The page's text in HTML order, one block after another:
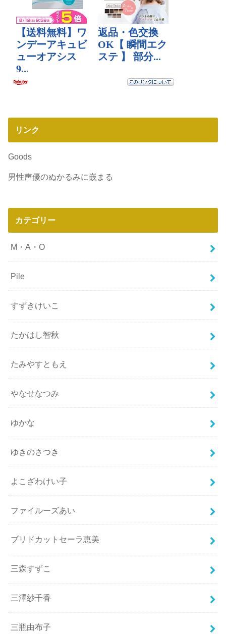
リンク
Goods
男性声優のぬかるみに嵌まる
カテゴリー
M・A・O
Pile
すずきけいこ
たかはし智秋
たみやすともえ
やなせなつみ
ゆかな
ゆきのさつき
よこざわけい子
ファイルーズあい
ブリドカットセーラ恵美
三森すずこ
三澤紗千香
三瓶由布子